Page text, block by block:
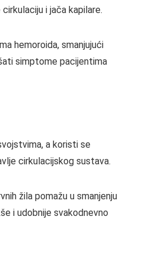
i jača kapilare.
hemoroida, smanjujući
simptome pacijentima
a koristi se
cirkulacijskog sustava.
žila pomažu u smanjenju
i udobnije svakodnevno